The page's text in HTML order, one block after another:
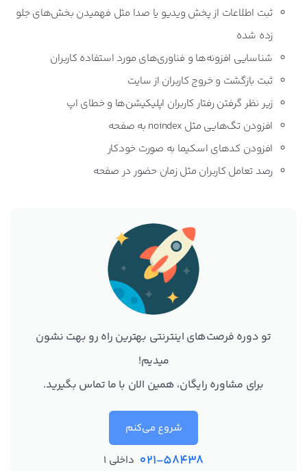
ثبت اطلاعات از پخش ویدیو یا صدا مثل فهمیدن بخش‌های جلو
زده شده
شناسایی افزونه‌ها و فناوری‌های مورد استفاده کاربران
ثبت بازگشت و خروج کاربران از سایت
زیر نظر گرفتن رفتار کاربران اپلیکیشن‌ها و خطای اپ
افزودن تگ‌هایی مثل noindex به صفحه
افزودن کدهای اسکیما به صورت خودکار
رصد تعامل کاربران مثل زمان حضور در صفحه
تو دوره فرصت‌های اینترنتی بهترین راه رو بهت نشون
میدیم!
برای مشاوره رایگان، همین الان با ما تماس بگیرید.
شروع می‌کنم
021-58438 داخلی 1